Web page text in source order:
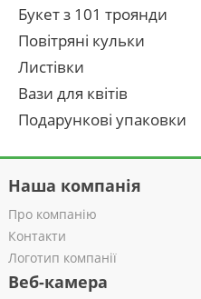
Букет з 101 троянди
Повітряні кульки
Листівки
Вази для квітів
Подарункові упаковки
Наша компанія
Про компанію
Контакти
Логотип компанії
Веб-камера